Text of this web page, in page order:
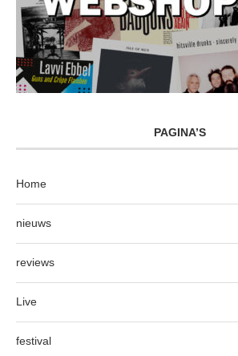
PAGINA’S
Home
nieuws
reviews
Live
festival